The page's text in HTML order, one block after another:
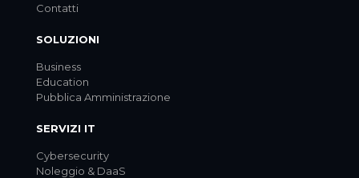
Contatti
SOLUZIONI
Business
Education
Pubblica Amministrazione
SERVIZI IT
Cybersecurity
Noleggio & DaaS